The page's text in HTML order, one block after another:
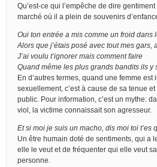
Qu’est-ce qui l’empêche de dire
marché où il a plein de souvenirs
Oui ton entrée a mis comme un froid dans
Alors que j’étais posé avec tout mes gars,
J’ai voulu t’ignorer mais comment faire
Quand même les plus grands bandits ils y
En d’autres termes, quand une femme est
sexuellement, c’est à cause de sa tenue
public. Pour information, c’est un mythe:
viol, la victime connaissait son agresseur.
Et si moi je suis un macho, dis moi toi t’es
Un être humain doté de sentiments, qui a
elle le veut et de fréquenter qui elle veut
personne.